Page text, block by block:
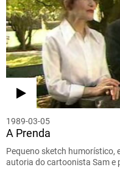
1989-03-05
A Prenda
Pequeno sketch humorístico,
autoria do cartoonista Sam e